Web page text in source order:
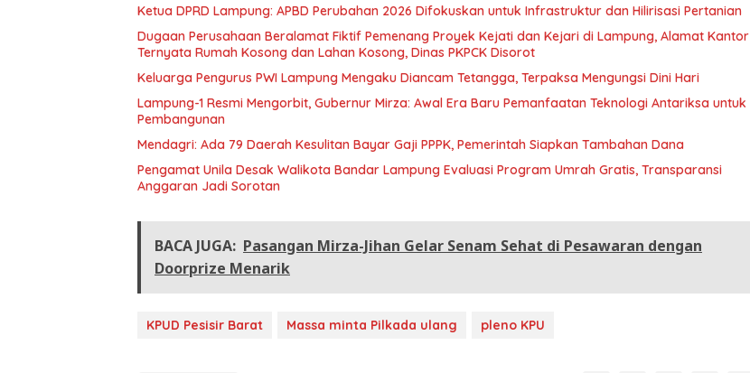
Ketua DPRD Lampung: APBD Perubahan 2026 Difokuskan untuk Infrastruktur dan Hilirisasi Pertanian
Dugaan Perusahaan Beralamat Fiktif Pemenang Proyek Kejati dan Kejari di Lampung, Alamat Kantor
Ternyata Rumah Kosong dan Lahan Kosong, Dinas PKPCK Disorot
Keluarga Pengurus PWI Lampung Mengaku Diancam Tetangga, Terpaksa Mengungsi Dini Hari
Lampung-1 Resmi Mengorbit, Gubernur Mirza: Awal Era Baru Pemanfaatan Teknologi Antariksa untuk
Pembangunan
Mendagri: Ada 79 Daerah Kesulitan Bayar Gaji PPPK, Pemerintah Siapkan Tambahan Dana
Pengamat Unila Desak Walikota Bandar Lampung Evaluasi Program Umrah Gratis, Transparansi
Anggaran Jadi Sorotan
BACA JUGA: Pasangan Mirza-Jihan Gelar Senam Sehat di Pesawaran dengan
Doorprize Menarik
KPUD Pesisir Barat Massa minta Pilkada ulang pleno KPU